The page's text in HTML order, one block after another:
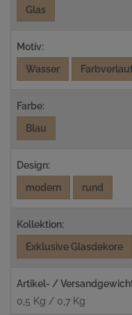
Glas
Motiv:
Wasser
Farbe:
Blau
Design:
modern
rund
Kollektion:
Exklusive Glasdekore
Artikel- /
0,5 Kg / 0,7 Kg